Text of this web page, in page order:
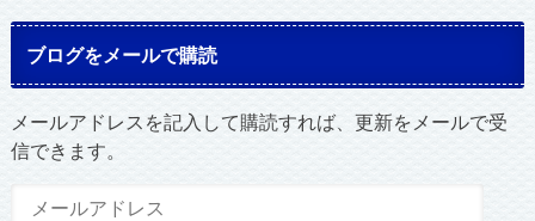
ブログをメールで購読
メールアドレスを記入して購読すれば、更新をメールで受
信できます。